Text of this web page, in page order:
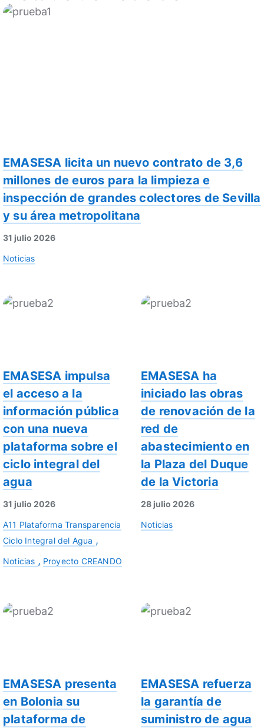
EMASESA licita un nuevo contrato de 3,6
millones de euros para la limpieza e
inspección de grandes colectores de Sevilla
y su área metropolitana
31 julio 2026
Noticias
EMASESA impulsa
el acceso a la
información pública
con una nueva
plataforma sobre el
ciclo integral del
agua
31 julio 2026
A11 Plataforma Transparencia
Ciclo Integral del Agua
Noticias Proyecto CREANDO
EMASESA ha
iniciado las obras
de renovación de la
red de
abastecimiento en
la Plaza del Duque
de la Victoria
28 julio 2026
Noticias
EMASESA presenta
en Bolonia su
plataforma de
EMASESA refuerza
la garantía de
suministro de agua